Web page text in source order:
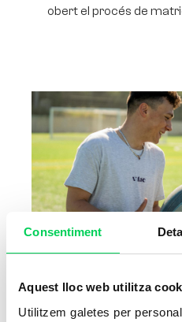
Consentiment
Aquest lloc web utilitza
Utilitzem galetes per
obert el procés de
amb passió i